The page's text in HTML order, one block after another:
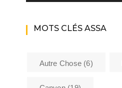
MOTS CLÉS ASSA
Autre Chose(6)